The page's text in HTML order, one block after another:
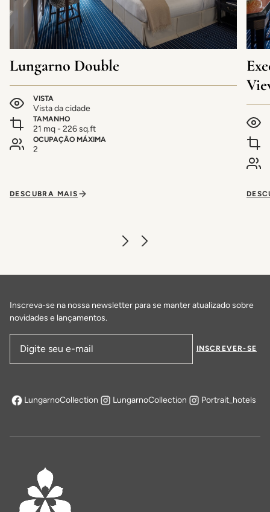
Lungarno Double
VISTA
Vista da cidade
TAMANHO
21 mq - 226 sq.ft
OCUPAÇÃO MÁXIMA
2
DESCUBRA MAIS
Inscreva-se na nossa newsletter para se manter atualizado sobre
novidades e lançamentos.
Endereço de email
INSCREVER-SE
LungarnoCollection
abre em uma nova aba
LungarnoCollection Portrait_hotels